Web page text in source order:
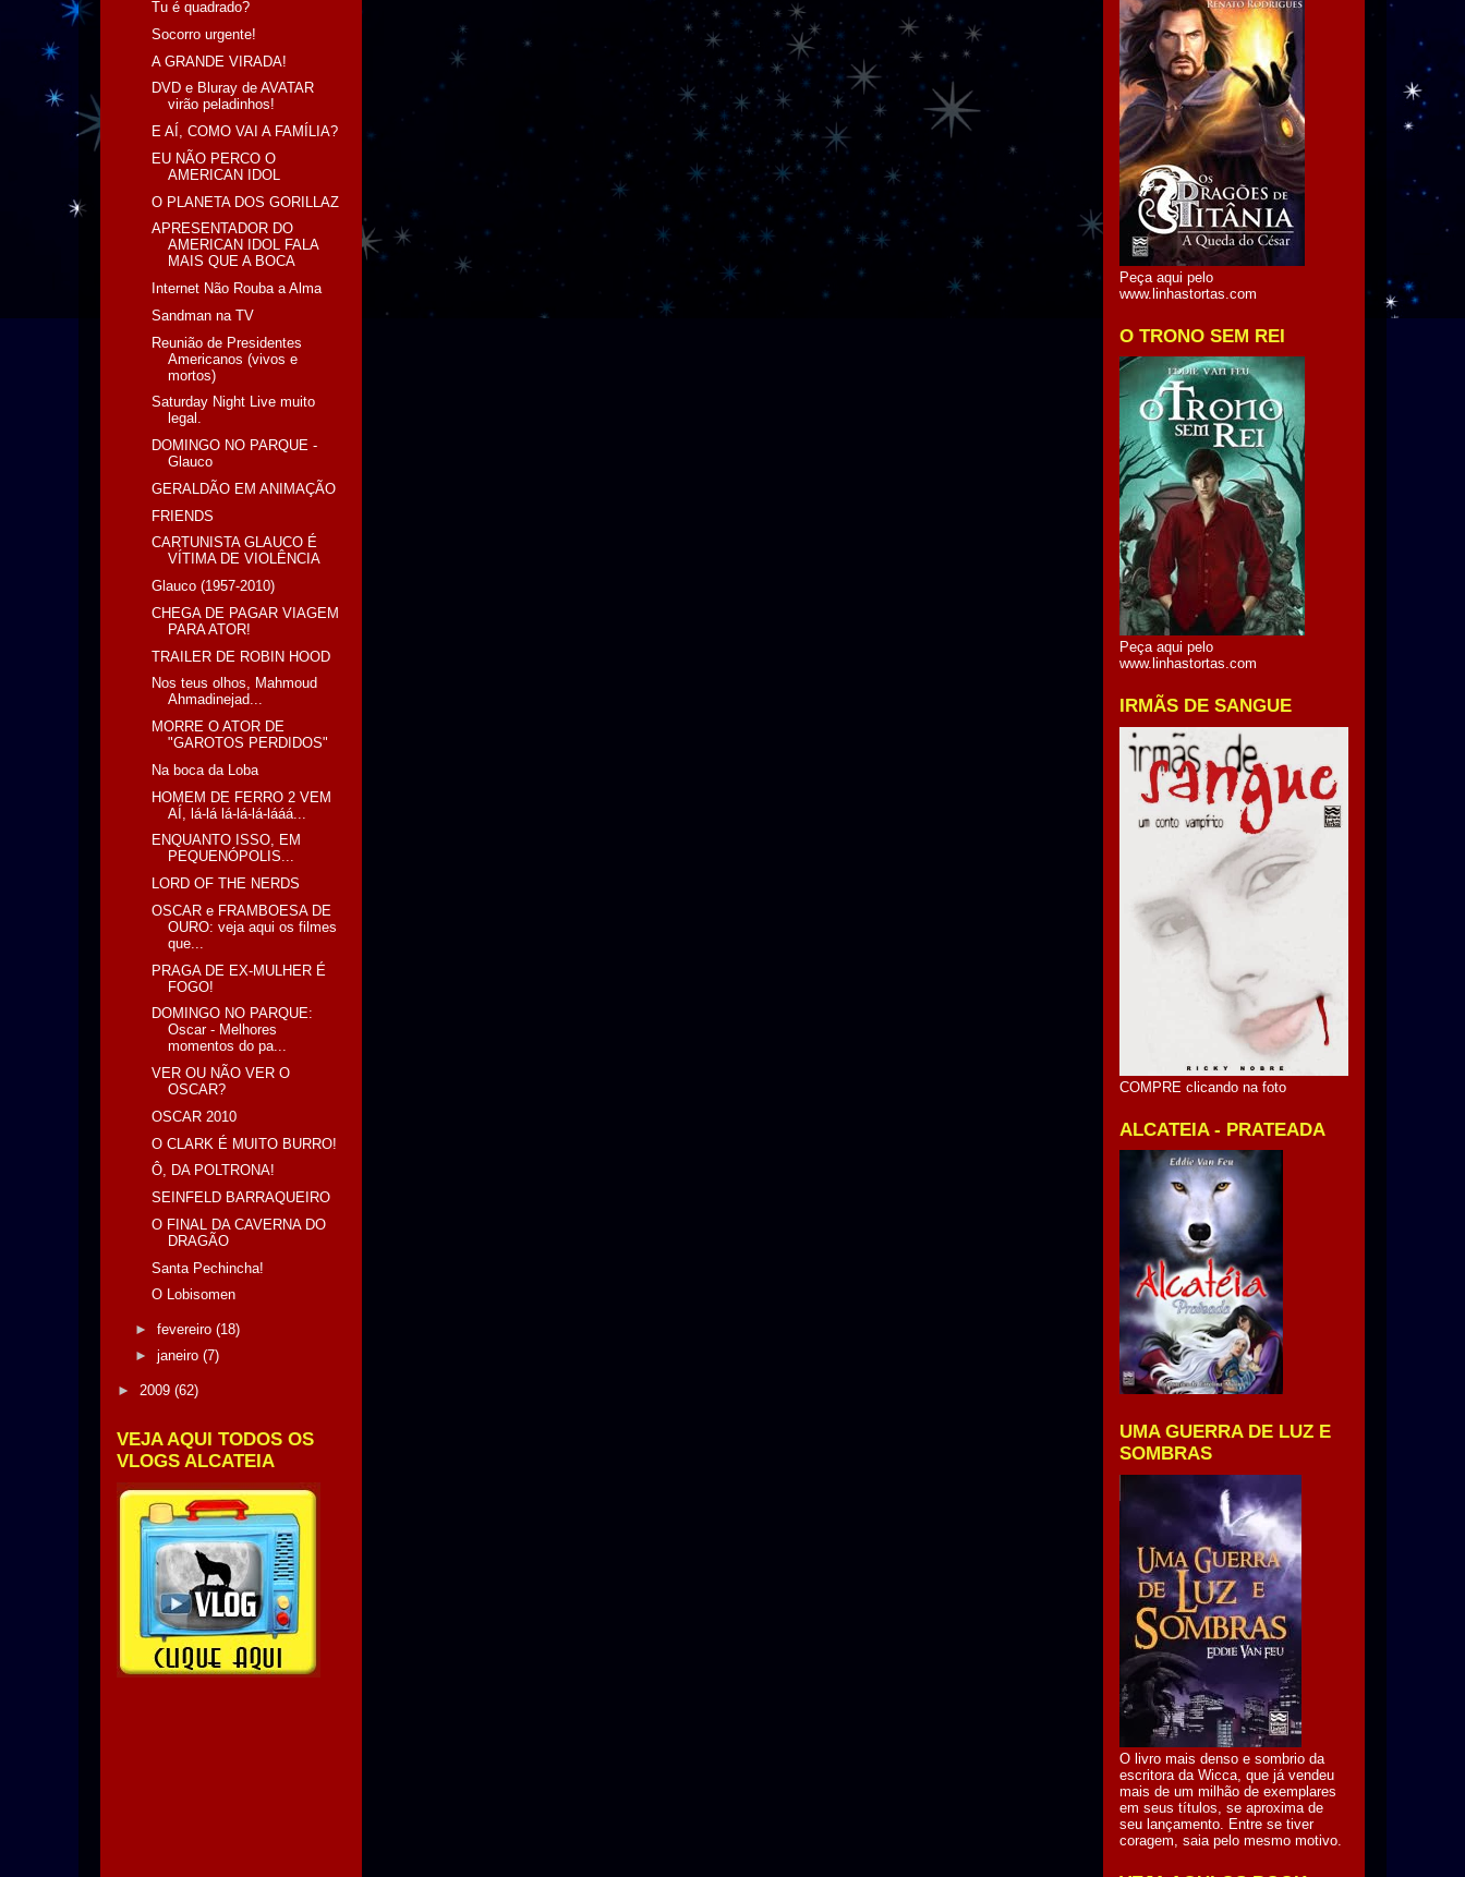
Tu é quadrado?
Socorro urgente!
A GRANDE VIRADA!
DVD e Bluray de AVATAR
virão peladinhos!
E AÍ, COMO VAI A FAMÍLIA?
EU NÃO PERCO O
AMERICAN IDOL
O PLANETA DOS GORILLAZ
APRESENTADOR DO
AMERICAN IDOL FALA
MAIS QUE A BOCA
Internet Não Rouba a Alma
Sandman na TV
Reunião de Presidentes
Americanos (vivos e
mortos)
Saturday Night Live muito
legal.
DOMINGO NO PARQUE -
Glauco
GERALDÃO EM ANIMAÇÃO
FRIENDS
CARTUNISTA GLAUCO É
VÍTIMA DE VIOLÊNCIA
Glauco (1957-2010)
CHEGA DE PAGAR VIAGEM
PARA ATOR!
TRAILER DE ROBIN HOOD
Nos teus olhos, Mahmoud
Ahmadinejad...
MORRE O ATOR DE
"GAROTOS PERDIDOS"
Na boca da Loba
HOMEM DE FERRO 2 VEM
AÍ, lá-lá lá-lá-lá-lááá...
ENQUANTO ISSO, EM
PEQUENÓPOLIS...
LORD OF THE NERDS
OSCAR e FRAMBOESA DE
OURO: veja aqui os filmes
que...
PRAGA DE EX-MULHER É
FOGO!
DOMINGO NO PARQUE:
Oscar - Melhores
momentos do pa...
VER OU NÃO VER O
OSCAR?
OSCAR 2010
O CLARK É MUITO BURRO!
Ô, DA POLTRONA!
SEINFELD BARRAQUEIRO
O FINAL DA CAVERNA DO
DRAGÃO
Santa Pechincha!
O Lobisomen
► fevereiro (18)
► janeiro (7)
► 2009 (62)
VEJA AQUI TODOS OS
VLOGS ALCATEIA
Peça aqui pelo
www.linhastortas.com
O TRONO SEM REI
Peça aqui pelo
www.linhastortas.com
IRMÃS DE SANGUE
COMPRE clicando na foto
ALCATEIA - PRATEADA
UMA GUERRA DE LUZ E
SOMBRAS
O livro mais denso e sombrio da
escritora da Wicca, que já vendeu
mais de um milhão de exemplares
em seus títulos, se aproxima de
seu lançamento. Entre se tiver
coragem, saia pelo mesmo motivo.